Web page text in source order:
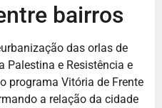
bairros
das orlas de
Palestina e Resistência e
programa Vitória de Frente
a relação da cidade